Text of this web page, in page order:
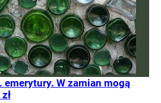
emerytury. W zamian mogą